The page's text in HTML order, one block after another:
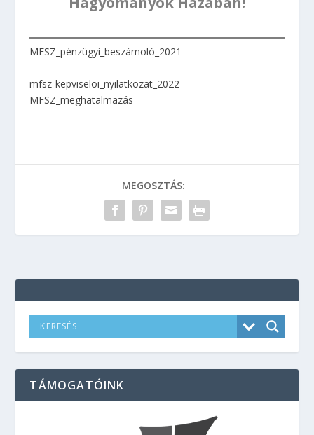
MFSZ_pénzügyi_beszámoló_2021
mfsz-kepviseloi_nyilatkozat_2022
MFSZ_meghatalmazás
MEGOSZTÁS:
TÁMOGATÓINK